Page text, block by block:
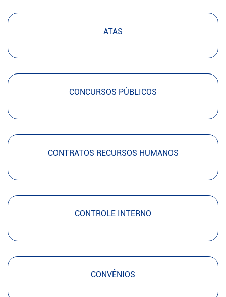
ATAS
CONCURSOS PÚBLICOS
CONTRATOS RECURSOS HUMANOS
CONTROLE INTERNO
CONVÊNIOS